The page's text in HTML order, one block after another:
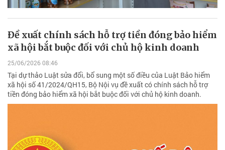
Đề xuất chính sách hỗ trợ tiền đóng bảo hiểm
xã hội bắt buộc đối với chủ hộ kinh doanh
25/06/2026 08:46
Tại dự thảo Luật sửa đổi, bổ sung một số điều của Luật Bảo hiểm
xã hội số 41/2024/QH15, Bộ Nội vụ đề xuất có chính sách hỗ trợ
tiền đóng bảo hiểm xã hội bắt buộc đối với chủ hộ kinh doanh.